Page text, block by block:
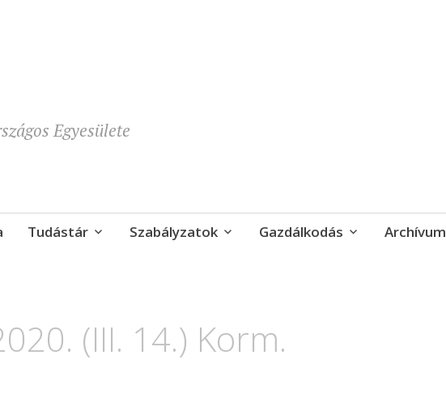
Egyesülete
Tudástár Szabályzatok Gazdálkodás Archívum
(III. 14.) Korm.